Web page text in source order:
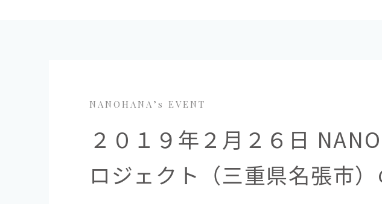
NANOHANA’s EVENT
２０１９年２月２６日
ロジェクト（三重県名張市